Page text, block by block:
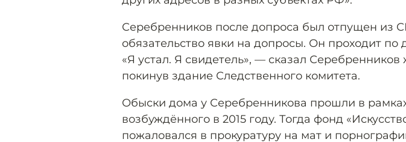
Серебренников после допроса был отпущен из
обязательство явки на допросы. Он проходит по
«Я устал. Я свидетель», — сказал Серебренников
покинув здание Следственного комитета.
Обыски дома у Серебренникова прошли в
возбуждённого в 2015 году. Тогда фонд
пожаловался в прокуратуру на мат и